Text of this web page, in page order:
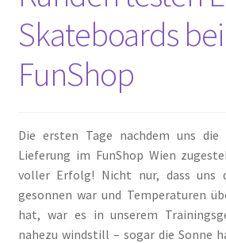
Zum Onlineshop in der Web Version
Skateboards
FunShop
Die ersten Tage nachdem uns die
Lieferung im FunShop Wien
voller Erfolg! Nicht nur, dass uns
gesonnen war und Temperaturen
hat, war es in unserem
nahezu windstill – sogar die Sonne